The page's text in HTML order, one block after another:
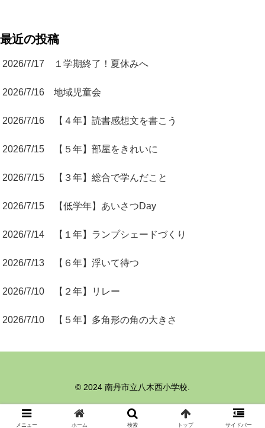
最近の投稿
2026/7/17 １学期終了！夏休みへ
2026/7/16 地域児童会
2026/7/16 【４年】読書感想文を書こう
2026/7/15 【５年】部屋をきれいに
2026/7/15 【３年】総合で学んだこと
2026/7/15 【低学年】あいさつDay
2026/7/14 【１年】ランプシェードづくり
2026/7/13 【６年】浮いて待つ
2026/7/10 【２年】リレー
2026/7/10 【５年】多角形の角の大きさ
© 2024 南丹市立八木西小学校.
メニュー ホーム 検索 トップ サイドバー